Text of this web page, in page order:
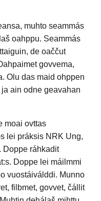
muhto seammás
oahppu. Seammás
de oaččut
govvema,
Olu das maid ohppen
ain odne geavahan
moai ovttas
lei práksis NRK Ung,
Doppe ráhkadit
Doppe lei máilmmi
vuostáiválddi. Munno
filbmet, govvet, čállit